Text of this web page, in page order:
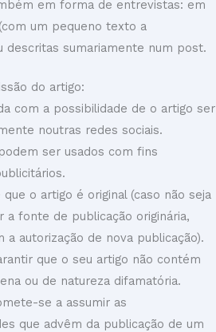
em forma de entrevistas: em
um pequeno texto a
descritas sumariamente num post.
do artigo:
com a possibilidade de o artigo ser
noutras redes sociais.
ser usados com fins
o artigo é original (caso não seja
a fonte de publicação originária,
a autorização de nova publicação).
que o seu artigo não contém
ou de natureza difamatória.
se a assumir as
que advêm da publicação de um